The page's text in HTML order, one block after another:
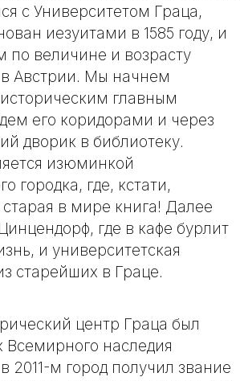
с Университетом Граца,
иезуитами в 1585 году, и
по величине и возрасту
Австрии. Мы начнем
главным
его коридорами и через
дворик в библиотеку.
изюминкой
городка, где, кстати,
в мире книга! Далее
где в кафе бурлит
и университетская
старейших в Граце.
центр Граца был
Всемирного наследия
м город получил звание